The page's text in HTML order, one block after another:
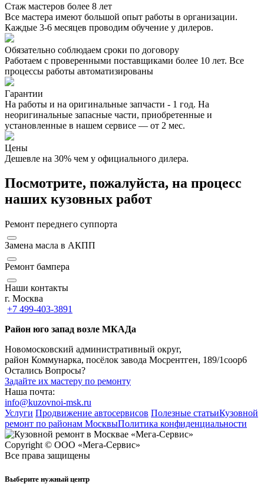
Стаж мастеров более 8 лет
Все мастера имеют большой опыт работы в организации.
Каждые 3-6 месяцев проводим обучение у дилеров.
Обязательно соблюдаем сроки по договору
Работаем с проверенными поставщиками более 10 лет. Все
процессы работы автоматизированы
Гарантии
На работы и на оригинальные запчасти - 1 год. На
неоригинальные запасные части, приобретенные и
установленные в нашем сервисе — от 2 мес.
Цены
Дешевле на 30% чем у официального дилера.
Посмотрите, пожалуйста, на процесс
наших кузовных работ
Ремонт переднего суппорта
Замена масла в АКПП
Ремонт бампера
Наши контакты
г. Москва
+7 499-403-3891
Район юго запад возле МКАДа
Новомосковский административный округ,
район Коммунарка, посёлок завода Мосрентген, 189/1соор6
Остались Вопросы?
Задайте их мастеру по ремонту
Наша почта:
info@kuzovnoi-msk.ru
Услуги Продвижение автосервисов Полезные статьиКузовной
ремонт по районам МосквыПолитика конфиденциальности
Copyright © ООО «Мега-Сервис»
Все права защищены
Выберите нужный центр